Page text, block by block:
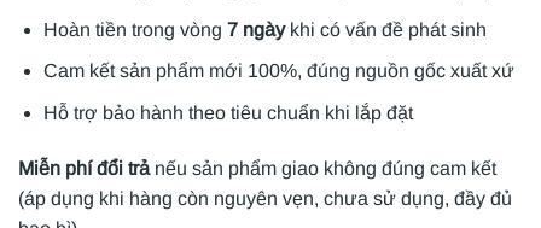
Hoàn tiền trong vòng 7 ngàykhi có vấn đề phát sinh
Cam kết sản phẩm mới 100%, đúng nguồn gốc xuất xứ
Hỗ trợ bảo hành theo tiêu chuẩn khi lắp đặt
Miễn phí đổi trảnếu sản phẩm giao không đúng cam kết
(áp dụng khi hàng còn nguyên vẹn, chưa sử dụng, đầy đủ